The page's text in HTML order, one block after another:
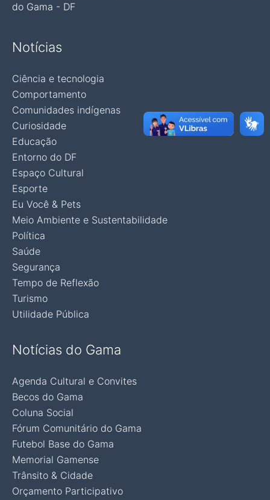
do Gama - DF
Notícias
Ciência e tecnologia
Comportamento
Comunidades indígenas
Curiosidade
Educação
Entorno do DF
Espaço Cultural
Esporte
Eu Você & Pets
Meio Ambiente e Sustentabilidade
Política
Saúde
Segurança
Tempo de Reflexão
Turismo
Utilidade Pública
Notícias do Gama
Agenda Cultural e Convites
Becos do Gama
Coluna Social
Fórum Comunitário do Gama
Futebol Base do Gama
Memorial Gamense
Trânsito & Cidade
Orçamento Participativo